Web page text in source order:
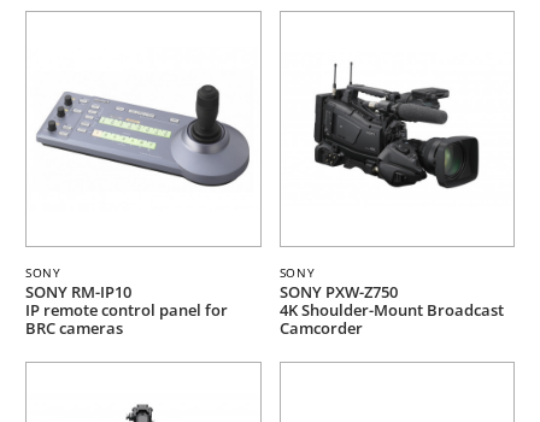
SONY
SONY RM-IP10
IP remote control panel for
BRC cameras
SONY
SONY PXW-Z750
4K Shoulder-Mount Broadcast
Camcorder